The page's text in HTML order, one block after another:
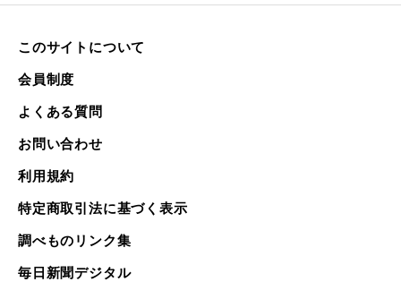
このサイトについて
会員制度
よくある質問
お問い合わせ
利用規約
特定商取引法に基づく表示
調べものリンク集
毎日新聞デジタル